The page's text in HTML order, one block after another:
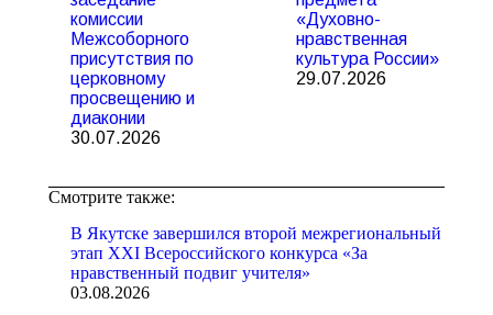
комиссии
Межсоборного
присутствия по
церковному
просвещению и
диаконии
30.07.2026
«Духовно-
нравственная
культура России»
29.07.2026
Смотрите также:
В Якутске завершился второй межрегиональный
этап XXI Всероссийского конкурса «За
нравственный подвиг учителя»
03.08.2026